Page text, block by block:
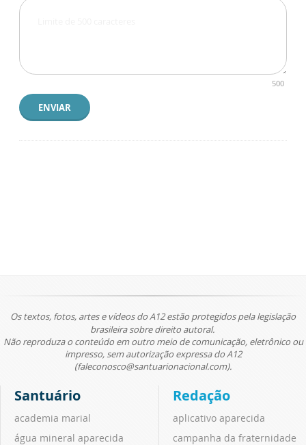
500
ENVIAR
Os textos, fotos, artes e vídeos do A12 estão protegidos pela legislação
brasileira sobre direito autoral.
Não reproduza o conteúdo em outro meio de comunicação, eletrônico ou
impresso, sem autorização expressa do A12
(faleconosco@santuarionacional.com).
Santuário
academia marial
água mineral aparecida
Redação
aplicativo aparecida
campanha da fraternidade